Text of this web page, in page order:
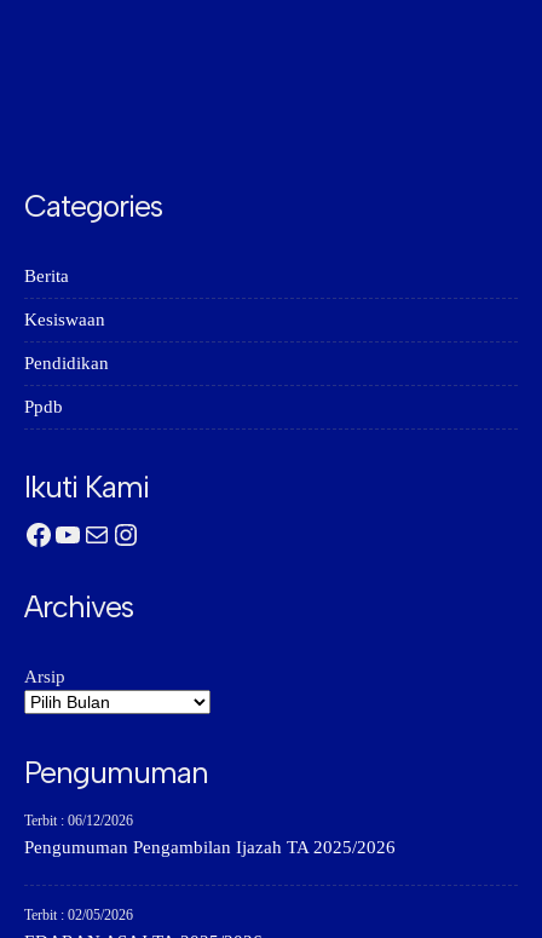
Categories
Berita
Kesiswaan
Pendidikan
Ppdb
Ikuti Kami
Facebook
YouTube
MailInstagram
Archives
Arsip
Pengumuman
Terbit : 06/12/2026
Pengumuman Pengambilan Ijazah TA 2025/2026
Terbit : 02/05/2026